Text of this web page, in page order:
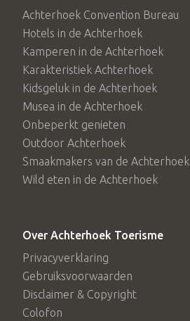
Achterhoek Convention Bureau
Hotels in de Achterhoek
Kamperen in de Achterhoek
Karakteristiek Achterhoek
Kidsgeluk in de Achterhoek
Musea in de Achterhoek
Onbeperkt genieten
Outdoor Achterhoek
Smaakmakers van de Achterhoek
Wild eten in de Achterhoek
Over Achterhoek Toerisme
Privacyverklaring
Gebruiksvoorwaarden
Disclaimer & Copyright
Colofon